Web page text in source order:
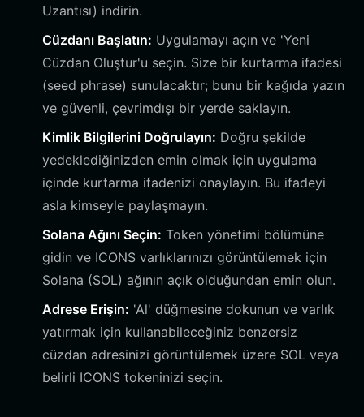
Uzantısı) indirin.
Cüzdanı Başlatın: Uygulamayı açın ve 'Yeni
Cüzdan Oluştur'u seçin. Size bir kurtarma ifadesi
(seed phrase) sunulacaktır; bunu bir kağıda yazın
ve güvenli, çevrimdışı bir yerde saklayın.
Kimlik Bilgilerini Doğrulayın: Doğru şekilde
yedeklediğinizden emin olmak için uygulama
içinde kurtarma ifadenizi onaylayın. Bu ifadeyi
asla kimseyle paylaşmayın.
Solana Ağını Seçin: Token yönetimi bölümüne
gidin ve ICONS varlıklarınızı görüntülemek için
Solana (SOL) ağının açık olduğundan emin olun.
Adrese Erişin: 'Al' düğmesine dokunun ve varlık
yatırmak için kullanabileceğiniz benzersiz
cüzdan adresinizi görüntülemek üzere SOL veya
belirli ICONS tokeninizi seçin.